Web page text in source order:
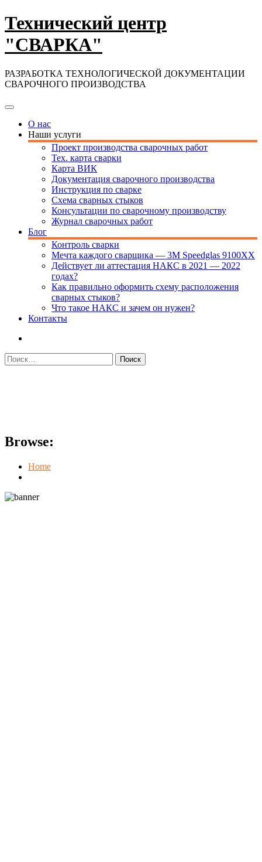
Skip
to
content
Технический центр
"СВАРКА"
РАЗРАБОТКА ТЕХНОЛОГИЧЕСКОЙ ДОКУМЕНТАЦИИ
СВАРОЧНОГО ПРОИЗВОДСТВА
О нас
Наши услуги
Проект производства сварочных работ
Тех. карта сварки
Карта ВИК
Документация сварочного производства
Инструкция по сварке
Схема сварных стыков
Консультации по сварочному производству
Журнал сварочных работ
Блог
Контроль сварки
Мечта каждого сварщика — 3М Speedglas 9100XX
Действует ли аттестация НАКС в 2021 — 2022
годах?
Как правильно оформить схему расположения
сварных стыков?
Что такое НАКС и зачем он нужен?
Контакты
Найти:
Browse:
Home